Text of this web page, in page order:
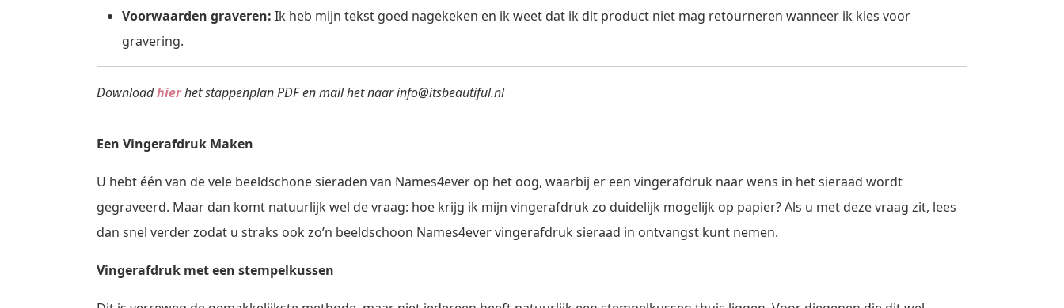
Voorwaarden graveren: Ik heb mijn tekst goed nagekeken en ik weet dat ik dit product niet mag retourneren wanneer ik kies voor
gravering.
Downloadhierhet stappenplan PDF en mail het naarinfo@itsbeautiful.nl
Een Vingerafdruk Maken
U hebt één van de vele beeldschone sieraden van Names4ever op het oog, waarbij er een vingerafdruk naar wens in het sieraad wordt
gegraveerd. Maar dan komt natuurlijk wel de vraag: hoe krijg ik mijn vingerafdruk zo duidelijk mogelijk op papier? Als u met deze vraag zit, lees
dan snel verder zodat u straks ook zo’n beeldschoon Names4ever vingerafdruk sieraad in ontvangst kunt nemen.
Vingerafdruk met een stempelkussen